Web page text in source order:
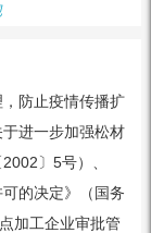
防止疫情传播扩
进一步加强松材
〕5号）、
的决定》（国务
加工企业审批管